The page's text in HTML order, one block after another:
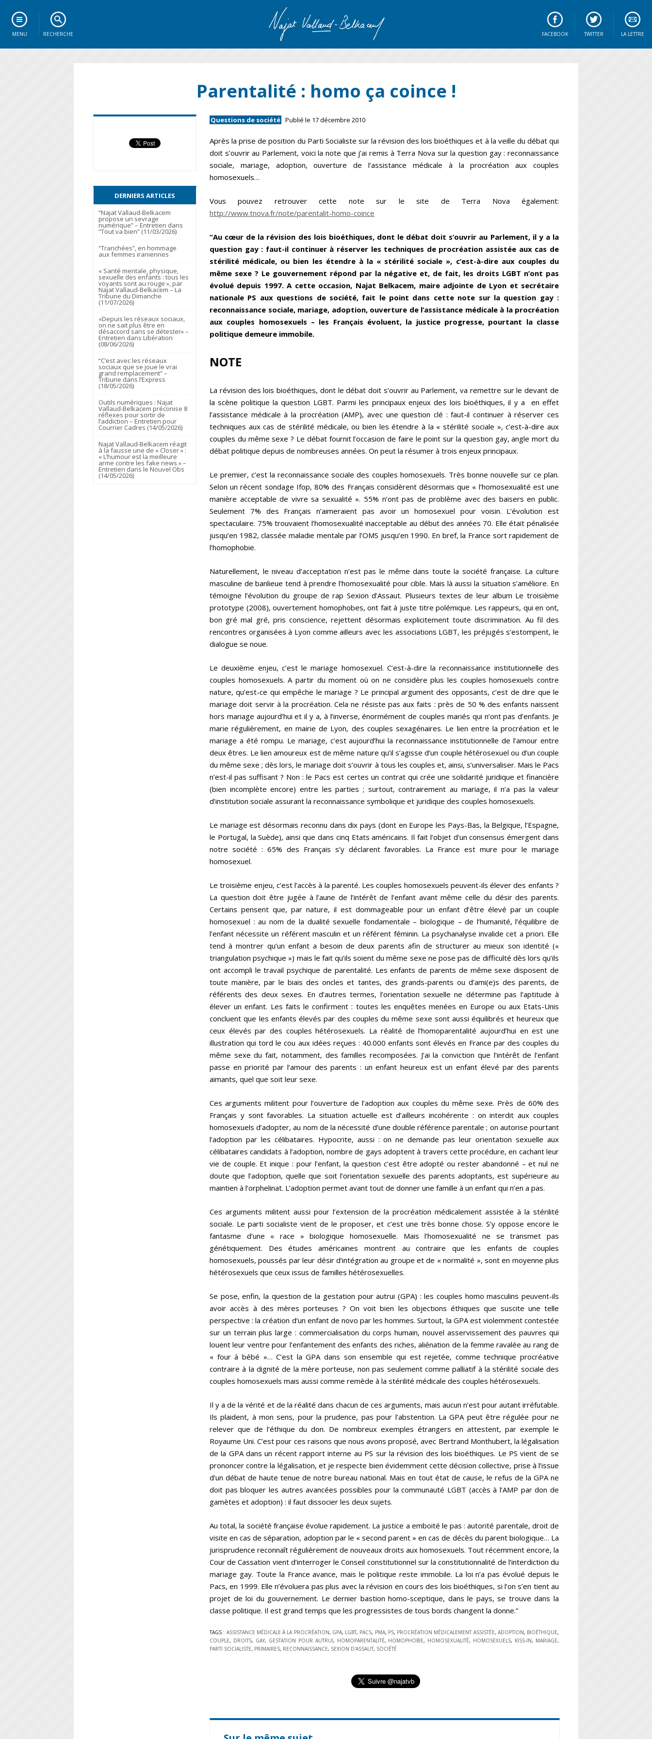
MENU RECHERCHE LA LETTRE
TWITTER
FACEBOOK
Parentalité : homo ça coince !
Questions de société Publié le 17 décembre 2010
Après la prise de position du Parti Socialiste sur la révision des lois bioéthiques et à la veille du débat qui
doit s’ouvrir au Parlement, voici la note que j’ai remis à Terra Nova surla question gay : reconnaissance
sociale, mariage, adoption, ouverture de l’assistance médicale à la procréation aux couples
homosexuels…
Vous pouvez retrouver cette note sur le site de Terra Nova également:
http://www.tnova.fr/note/parentalit-homo-coince
“Au cœur de la révision des lois bioéthiques, dont le débat doit s’ouvrir au Parlement, il y a la
question gay : faut-il continuer à réserver les techniques de procréation assistée aux cas de
stérilité médicale, ou bien les étendre à la « stérilité sociale », c’est-à-dire aux couples du
même sexe ? Le gouvernement répond par la négative et, de fait, les droits LGBT n’ont pas
évolué depuis 1997. A cette occasion, Najat Belkacem, maire adjointe de Lyon et secrétaire
nationale PS aux questions de société, fait le point dans cette note sur la question gay :
reconnaissance sociale, mariage, adoption, ouverture de l’assistance médicale à la procréation
aux couples homosexuels – les Français évoluent, la justice progresse, pourtant la classe
politique demeure immobile.
NOTE
La révision des lois bioéthiques, dont le débat doit s’ouvrir au Parlement, va remettre sur le devant de
la scène politique la question LGBT. Parmi les principaux enjeux des lois bioéthiques, il y a en effet
l’assistance médicale à la procréation (AMP), avec une question clé : faut-il continuer à réserver ces
techniques aux cas de stérilité médicale, ou bien les étendre à la « stérilité sociale », c’est-à-dire aux
couples du même sexe ? Le débat fournit l’occasion de faire le point sur la question gay, angle mort du
débat politique depuis de nombreuses années. On peut la résumer à trois enjeux principaux.
Le premier, c’est la reconnaissance sociale des couples homosexuels. Très bonne nouvelle sur ce plan.
Selon un récent sondage Ifop, 80% des Français considèrent désormais que « l’homosexualité est une
manière acceptable de vivre sa sexualité ». 55% n’ont pas de problème avec des baisers en public.
Seulement 7% des Français n’aimeraient pas avoir un homosexuel pour voisin. L’évolution est
spectaculaire. 75% trouvaient l’homosexualité inacceptable au début des années 70. Elle était pénalisée
jusqu’en 1982, classée maladie mentale par l’OMS jusqu’en 1990. En bref, la France sort rapidement de
l’homophobie.
Naturellement, le niveau d’acceptation n’est pas le même dans toute la société française. La culture
masculine de banlieue tend à prendre l’homosexualité pour cible. Mais là aussi la situation s’améliore. En
témoigne l’évolution du groupe de rap Sexion d’Assaut. Plusieurs textes de leur album Le troisième
prototype (2008), ouvertement homophobes, ont fait à juste titre polémique. Les rappeurs, qui en ont,
bon gré mal gré, pris conscience, rejettent désormais explicitement toute discrimination. Au fil des
rencontres organisées à Lyon comme ailleurs avec les associations LGBT, les préjugés s’estompent, le
dialogue se noue.
Le deuxième enjeu, c’est le mariage homosexuel. C’est-à-dire la reconnaissance institutionnelle des
couples homosexuels. A partir du moment où on ne considère plus les couples homosexuels contre
nature, qu’est-ce qui empêche le mariage ? Le principal argument des opposants, c’est de dire que le
mariage doit servir à la procréation. Cela ne résiste pas aux faits : près de 50 % des enfants naissent
hors mariage aujourd’hui et il y a, à l’inverse, énormément de couples mariés qui n’ont pas d’enfants. Je
marie régulièrement, en mairie de Lyon, des couples sexagénaires. Le lien entre la procréation et le
mariage a été rompu. Le mariage, c’est aujourd’hui la reconnaissance institutionnelle de l’amour entre
deux êtres. Le lien amoureux est de même nature qu’il s’agisse d’un couple hétérosexuel ou d’un couple
du même sexe ; dès lors, le mariage doit s’ouvrir à tous les couples et, ainsi, s’universaliser. Mais le Pacs
n’est-il pas suffisant ? Non : le Pacs est certes un contrat qui crée une solidarité juridique et financière
(bien incomplète encore) entre les parties ; surtout, contrairement au mariage, il n’a pas la valeur
d’institution sociale assurant la reconnaissance symbolique et juridique des couples homosexuels.
Le mariage est désormais reconnu dans dix pays (dont en Europe les Pays-Bas, la Belgique, l’Espagne,
le Portugal, la Suède), ainsi que dans cinq Etats américains. Il fait l’objet d’un consensus émergent dans
notre société : 65% des Français s’y déclarent favorables. La France est mure pour le mariage
homosexuel.
Le troisième enjeu, c’est l’accès à la parenté. Les couples homosexuels peuvent-ils élever des enfants ?
La question doit être jugée à l’aune de l’intérêt de l’enfant avant même celle du désir des parents.
Certains pensent que, par nature, il est dommageable pour un enfant d’être élevé par un couple
homosexuel : au nom de la dualité sexuelle fondamentale – biologique – de l’humanité, l’équilibre de
l’enfant nécessite un référent masculin et un référent féminin. La psychanalyse invalide cet a priori. Elle
tend à montrer qu’un enfant a besoin de deux parents afin de structurer au mieux son identité («
triangulation psychique ») mais le fait qu’ils soient du même sexe ne pose pas de difficulté dès lors qu’ils
ont accompli le travail psychique de parentalité. Les enfants de parents de même sexe disposent de
toute manière, par le biais des oncles et tantes, des grands-parents ou d’ami(e)s des parents, de
référents des deux sexes. En d’autres termes, l’orientation sexuelle ne détermine pas l’aptitude à
élever un enfant. Les faits le confirment : toutes les enquêtes menées en Europe ou aux Etats-Unis
concluent que les enfants élevés par des couples du même sexe sont aussi équilibrés et heureux que
ceux élevés par des couples hétérosexuels. La réalité de l’homoparentalité aujourd’hui en est une
illustration qui tord le cou aux idées reçues : 40.000 enfants sont élevés en France par des couples du
même sexe du fait, notamment, des familles recomposées. J’ai la conviction que l’intérêt de l’enfant
passe en priorité par l’amour des parents : un enfant heureux est un enfant élevé par des parents
aimants, quel que soit leur sexe.
Ces arguments militent pour l’ouverture de l’adoption aux couples du même sexe. Près de 60% des
Français y sont favorables. La situation actuelle est d’ailleurs incohérente : on interdit aux couples
homosexuels d’adopter, au nom de la nécessité d’une double référence parentale ; on autorise pourtant
l’adoption par les célibataires. Hypocrite, aussi : on ne demande pas leur orientation sexuelle aux
célibataires candidats à l’adoption, nombre de gays adoptent à travers cette procédure, en cachant leur
vie de couple. Et inique : pour l’enfant, la question c’est être adopté ou rester abandonné – et nul ne
doute que l’adoption, quelle que soit l’orientation sexuelle des parents adoptants, est supérieure au
maintien à l’orphelinat. L’adoption permet avant tout de donner une famille à un enfant qui n’en a pas.
Ces arguments militent aussi pour l’extension de la procréation médicalement assistée à la stérilité
sociale. Le parti socialiste vient de le proposer, et c’est une très bonne chose. S’y oppose encore le
fantasme d’une « race » biologique homosexuelle. Mais l’homosexualité ne se transmet pas
génétiquement. Des études américaines montrent au contraire que les enfants de couples
homosexuels, poussés par leur désir d’intégration au groupe et de « normalité », sont en moyenne plus
hétérosexuels que ceux issus de familles hétérosexuelles.
Se pose, enfin, la question de la gestation pour autrui (GPA) : les couples homo masculins peuvent-ils
avoir accès à des mères porteuses ? On voit bien les objections éthiques que suscite une telle
perspective : la création d’un enfant de novo par les hommes. Surtout, la GPA est violemment contestée
sur un terrain plus large : commercialisation du corps humain, nouvel asservissement des pauvres qui
louent leur ventre pour l’enfantement des enfants des riches, aliénation de la femme ravalée au rang de
« four à bébé »… C’est la GPA dans son ensemble qui est rejetée, comme technique procréative
contraire à la dignité de la mère porteuse, non pas seulement comme palliatif à la stérilité sociale des
couples homosexuels mais aussi comme remède à la stérilité médicale des couples hétérosexuels.
Il y a de la vérité et de la réalité dans chacun de ces arguments, mais aucun n’est pour autant irréfutable.
Ils plaident, à mon sens, pour la prudence, pas pour l’abstention. La GPA peut être régulée pour ne
relever que de l’éthique du don. De nombreux exemples étrangers en attestent, par exemple le
Royaume Uni. C’est pour ces raisons que nous avons proposé, avec Bertrand Monthubert, la légalisation
de la GPA dans un récent rapport interne au PS sur la révision des lois bioéthiques. Le PS vient de se
prononcer contre la légalisation, et je respecte bien évidemment cette décision collective, prise à l’issue
d’un débat de haute tenue de notre bureau national. Mais en tout état de cause, le refus de la GPA ne
doit pas bloquer les autres avancées possibles pour la communauté LGBT (accès à l’AMP par don de
gamètes et adoption) : il faut dissocier les deux sujets.
Au total, la société française évolue rapidement. La justice a emboité le pas : autorité parentale, droit de
visite en cas de séparation, adoption par le « second parent » en cas de décès du parent biologique… La
jurisprudence reconnaît régulièrement de nouveaux droits aux homosexuels. Tout récemment encore, la
Cour de Cassation vient d’interroger le Conseil constitutionnel sur la constitutionnalité de l’interdiction du
mariage gay. Toute la France avance, mais le politique reste immobile. La loi n’a pas évolué depuis le
Pacs, en 1999. Elle n’évoluera pas plus avec la révision en cours des lois bioéthiques, si l’on s’en tient au
projet de loi du gouvernement. Le dernier bastion homo-sceptique, dans le pays, se trouve dans la
classe politique. Il est grand temps que les progressistes de tous bords changent la donne.”
TAGS : ASSISTANCE MÉDICALE À LA PROCRÉATION, GPA, LGBT, PACS, PMA, PS, PROCRÉATION MÉDICALEMENT ASSISTÉE, ADOPTION, BIOÉTHIQUE,
COUPLE, DROITS, GAY, GESTATION POUR AUTRUI, HOMOPARENTALITÉ, HOMOPHOBIE, HOMOSEXUALITÉ, HOMOSEXUELS, KISS-IN, MARIAGE,
PARTI SOCIALISTE, PRIMAIRES, RECONNAISSANCE, SEXION D'ASSAUT, SOCIÉTÉ
DERNIERS ARTICLES
“Najat Vallaud-Belkacem
propose un sevrage
numérique” – Entretien dans
“Tout va bien” (11/03/2026)
“Tranchées”, en hommage
aux femmes iraniennes
« Santé mentale, physique,
sexuelle des enfants : tous les
voyants sont au rouge », par
Najat Vallaud-Belkacem – La
Tribune du Dimanche
(11/07/2026)
«Depuis les réseaux sociaux,
on ne sait plus être en
désaccord sans se détester» –
Entretien dans Libération
(08/06/2026)
“C’est avec les réseaux
sociaux que se joue le vrai
grand remplacement” –
Tribune dans l’Express
(18/05/2026)
Outils numériques : Najat
Vallaud-Belkacem préconise 8
réflexes pour sortir de
l’addiction – Entretien pour
Courrier Cadres (14/05/2026)
Najat Vallaud-Belkacem réagit
à la fausse une de « Closer » :
« L’humour est la meilleure
arme contre les fake news » –
Entretien dans le Nouvel Obs
(14/05/2026)